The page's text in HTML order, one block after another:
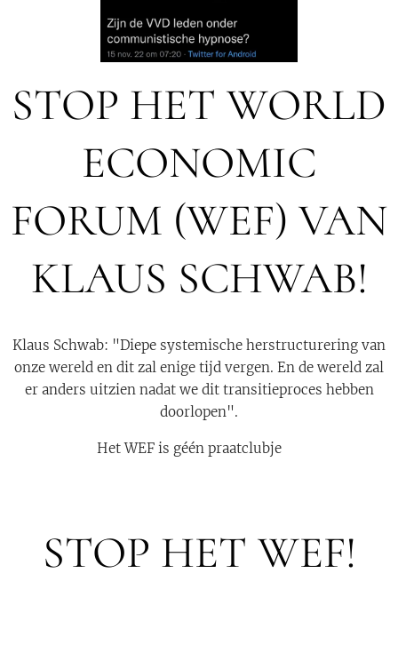
STOP HET WORLD
ECONOMIC
FORUM (WEF) VAN
KLAUS SCHWAB!
Klaus Schwab: "Diepe systemische herstructurering van
onze wereld en dit zal enige tijd vergen. En de wereld zal
er anders uitzien nadat we dit transitieproces hebben
doorlopen".
Het WEF is géén praatclubje ‼️
STOP HET WEF!